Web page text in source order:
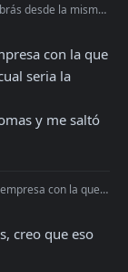
que va con IVA. Si el envío es un servicio y hacen compr
con la que
seria la
y me saltó
de IVA? por ahora estoy probando en dev nomas y me
creo que eso